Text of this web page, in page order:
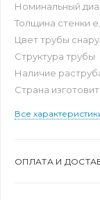
Номинальный
Толщина стенки
Цвет трубы
Структура трубы
Наличие
Страна
Все
ОПЛАТА И